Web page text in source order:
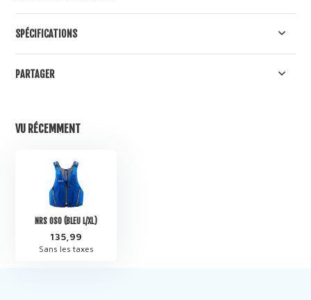
SPÉCIFICATIONS
PARTAGER
VU RÉCEMMENT
NRS OSO (BLEU L/XL)
135,99
Sans les taxes